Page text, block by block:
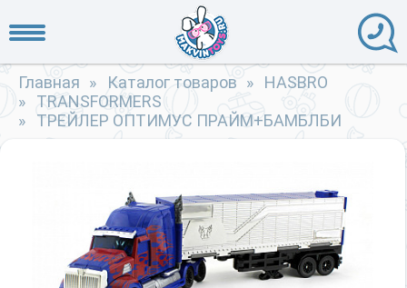
Главная » Каталог товаров » HASBRO
» TRANSFORMERS
» ТРЕЙЛЕР ОПТИМУС ПРАЙМ+БАМБЛБИ